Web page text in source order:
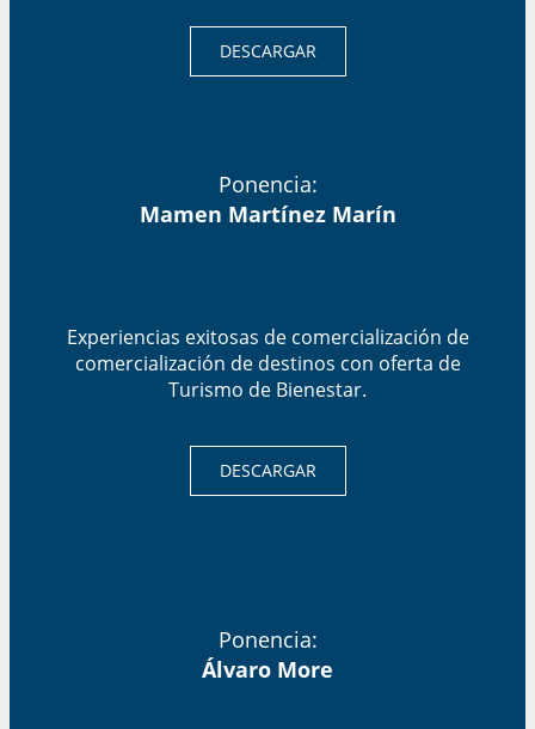
DESCARGAR
Ponencia:
Mamen Martínez Marín
Experiencias exitosas de comercialización de
comercialización de destinos con oferta de
Turismo de Bienestar.
DESCARGAR
Ponencia:
Álvaro More